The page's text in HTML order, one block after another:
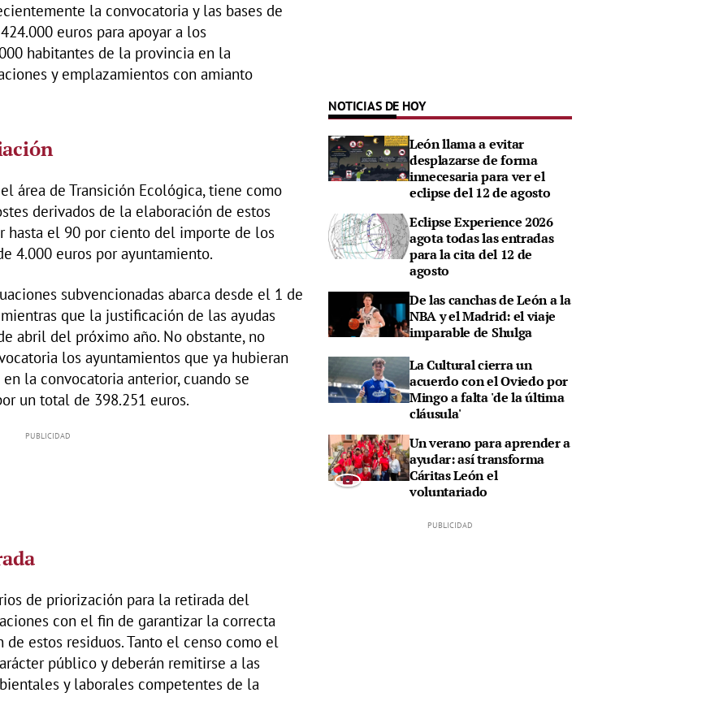
la convocatoria y las bases de
euros para apoyar a los
habitantes de la provincia en la
y emplazamientos con amianto
área de Transición Ecológica, tiene como
derivados de la elaboración de estos
hasta el 90 por ciento del importe de los
4.000 euros por ayuntamiento.
subvencionadas abarca desde el 1 de
que la justificación de las ayudas
abril del próximo año. No obstante, no
los ayuntamientos que ya hubieran
la convocatoria anterior, cuando se
un total de 398.251 euros.
de priorización para la retirada del
con el fin de garantizar la correcta
estos residuos. Tanto el censo como el
público y deberán remitirse a las
y laborales competentes de la
NOTICIAS DE HOY
León llama a evitar
desplazarse de forma
innecesaria para ver el
eclipse del 12 de agosto
Eclipse Experience 2026
agota todas las entradas
para la cita del 12 de
agosto
De las canchas de León a la
NBA y el Madrid: el viaje
imparable de Shulga
La Cultural cierra un
acuerdo con el Oviedo por
Mingo a falta 'de la última
cláusula'
Un verano para aprender a
ayudar: así transforma
Cáritas León el
voluntariado